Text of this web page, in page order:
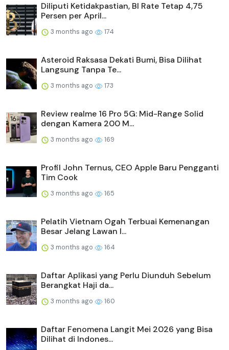
Diliputi Ketidakpastian, BI Rate Tetap 4,75
Persen per April...
3 months ago 174
Asteroid Raksasa Dekati Bumi, Bisa Dilihat
Langsung Tanpa Te...
3 months ago 173
Review realme 16 Pro 5G: Mid-Range Solid
dengan Kamera 200 M...
3 months ago 169
Profil John Ternus, CEO Apple Baru Pengganti
Tim Cook
3 months ago 165
Pelatih Vietnam Ogah Terbuai Kemenangan
Besar Jelang Lawan I...
3 months ago 164
Daftar Aplikasi yang Perlu Diunduh Sebelum
Berangkat Haji da...
3 months ago 160
Daftar Fenomena Langit Mei 2026 yang Bisa
Dilihat di Indones...